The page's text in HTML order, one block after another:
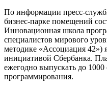
По информации пресс-
бизнес-парке помещений
Инновационная школа
специалистов мирового
методике «Ассоциация 42»)
инициативой Сбербанка.
ежегодно выпускать до 1000
программирования.